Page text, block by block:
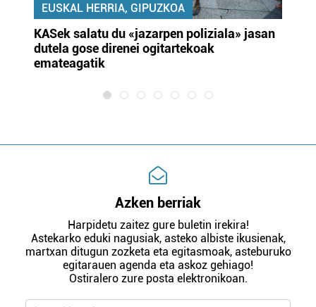
EUSKAL HERRIA, GIPUZKOA
KASek salatu du «jazarpen poliziala» jasan
dutela gose direnei ogitartekoak
emateagatik
Azken berriak
Harpidetu zaitez gure buletin irekira!
Astekarko eduki nagusiak, asteko albiste ikusienak,
martxan ditugun zozketa eta egitasmoak, asteburuko
egitarauen agenda eta askoz gehiago!
Ostiralero zure posta elektronikoan.